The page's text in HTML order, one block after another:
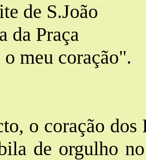
de S.João
da Praça
o meu coração".
o coração dos
de orgulho